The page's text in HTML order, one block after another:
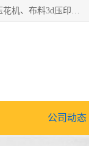
常州联宇机电自动化科技有限公司主营产品：pvc塑料焊机、高频热合机、软膜天花压边机、服装布料凹凸压花机、布料3d压印设备、服装植胶设备、超声波布料花边机、无纺布热合机、全自动压花机。
公司动态